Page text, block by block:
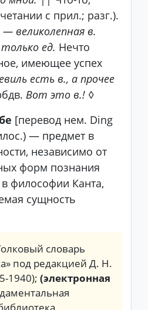
с прил.; разг.).
великолепная в.
только ед. Нечто
имеющее успех
есть в., а прочее
Вот это в.! ◊
[перевод нем. Ding
— предмет в
независимо от
форм познания
в философии Канта,
сущность
словарь
под редакцией Д. Н.
1940); (электронная